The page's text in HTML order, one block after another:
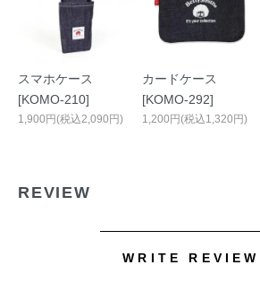
スマホケース
[KOMO-210]
1,900円(税込2,090円)
カードケース
[KOMO-292]
1,200円(税込1,320円)
REVIEW
WRITE REVIEW